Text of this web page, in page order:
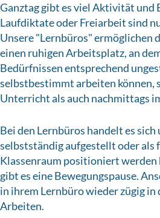
Ganztag gibt es viel Aktivität und
Laufdiktate oder Freiarbeit sind
Unsere "Lernbüros" ermöglichen
einen ruhigen Arbeitsplatz, an
Bedürfnissen entsprechend
selbstbestimmt arbeiten können,
Unterricht als auch nachmittags
Bei den Lernbüros handelt es
selbstständig aufgestellt oder als
Klassenraum positioniert werden
gibt es eine Bewegungspause.
in ihrem Lernbüro wieder zügig
Arbeiten.